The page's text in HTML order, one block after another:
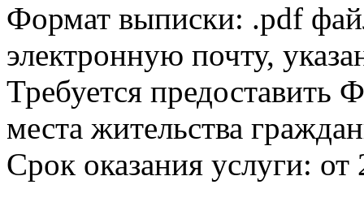
Формат выписки: .pdf
электронную почту,
Требуется
места жительства
Срок оказания услуги: от